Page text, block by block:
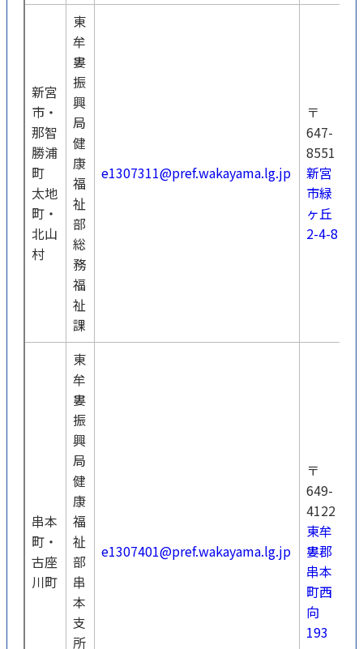
新宮
市・
那智
勝浦
町
太地
町・
北山
村
東
牟
婁
振
興
局
健
康
福
祉
部
総
務
福
祉
課
e1307311@pref.wakayama.lg.jp
〒
647-
8551
新宮
市緑
ヶ丘
2-4-8
串本
町・
古座
川町
東
牟
婁
振
興
局
健
康
福
祉
部
串
本
支
所
e1307401@pref.wakayama.lg.jp
〒
649-
4122
東牟
婁郡
串本
町西
向
193